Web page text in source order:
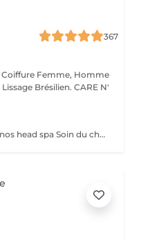
367
Le brushing est OFFERT dans tous nos head spa Soin du cheveu, du cuir chevelu, massage du haut du corps et massage crânien sous les jet japonais